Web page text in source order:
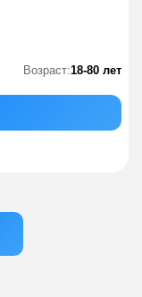
Возраст:18-80 лет